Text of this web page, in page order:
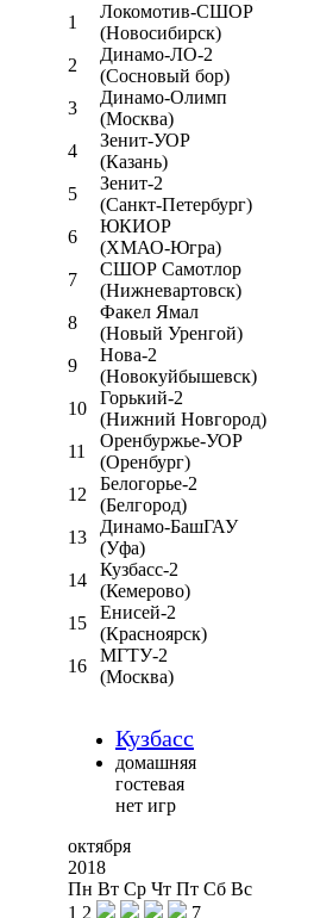
1
Локомотив-CШОР
(Новосибирск)
2
Динамо-ЛО-2
(Сосновый бор)
3
Динамо-Олимп
(Москва)
4
Зенит-УОР
(Казань)
5
Зенит-2
(Санкт-Петербург)
6
ЮКИОР
(ХМАО-Югра)
7
СШОР Самотлор
(Нижневартовск)
8
Факел Ямал
(Новый Уренгой)
9
Нова-2
(Новокуйбышевск)
10
Горький-2
(Нижний Новгород)
11
Оренбуржье-УОР
(Оренбург)
12
Белогорье-2
(Белгород)
13
Динамо-БашГАУ
(Уфа)
14
Кузбасс-2
(Кемерово)
15
Енисей-2
(Красноярск)
16
МГТУ-2
(Москва)
Кузбасс
домашняя
гостевая
нет игр
октября
2018
Пн Вт Ср Чт Пт Сб Вс
1 2
7